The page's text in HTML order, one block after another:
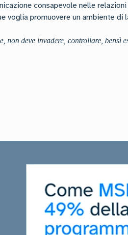
consapevole nelle
voglia promuovere un ambiente di
non deve invadere, controllare, bensì